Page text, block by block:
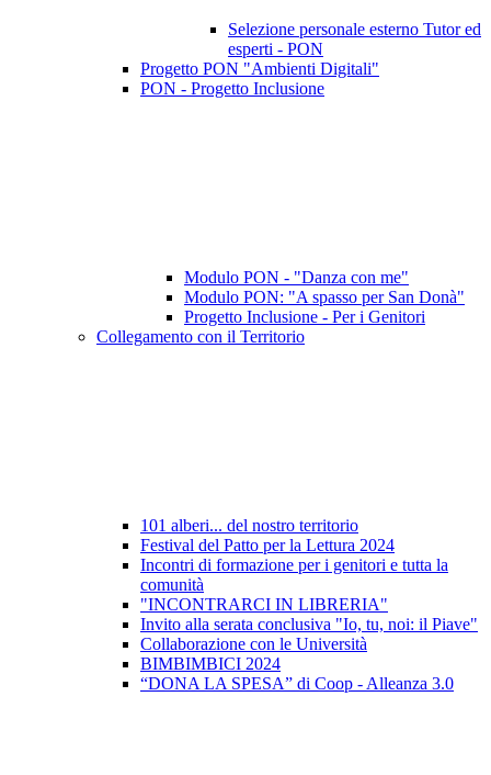
Selezione personale esterno Tutor ed
esperti - PON
Progetto PON "Ambienti Digitali"
PON - Progetto Inclusione
Modulo PON - "Danza con me"
Modulo PON: "A spasso per San Donà"
Progetto Inclusione - Per i Genitori
Collegamento con il Territorio
101 alberi... del nostro territorio
Festival del Patto per la Lettura 2024
Incontri di formazione per i genitori e tutta la
comunità
"INCONTRARCI IN LIBRERIA"
Invito alla serata conclusiva "Io, tu, noi: il Piave"
Collaborazione con le Università
BIMBIMBICI 2024
“DONA LA SPESA” di Coop - Alleanza 3.0